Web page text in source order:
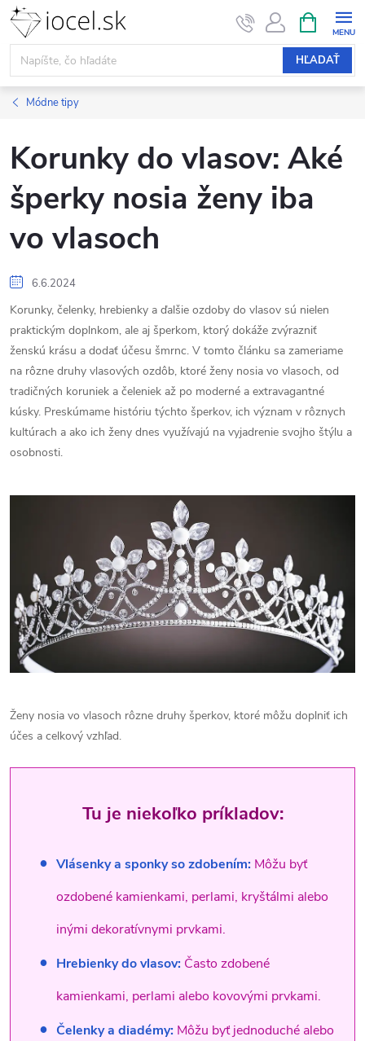
Prejsť
obsah
HĽADAŤ
KOŠÍK
Módne tipy
Korunky do vlasov: Aké
šperky nosia ženy iba
vo vlasoch
6.6.2024
Korunky, čelenky, hrebienky a ďalšie ozdoby do vlasov sú nielen
praktickým doplnkom, ale aj šperkom, ktorý dokáže zvýrazniť
ženskú krásu a dodať účesu šmrnc. V tomto článku sa zameriame
na rôzne druhy vlasových ozdôb, ktoré ženy nosia vo vlasoch, od
tradičných koruniek a čeleniek až po moderné a extravagantné
kúsky. Preskúmame históriu týchto šperkov, ich význam v rôznych
kultúrach a ako ich ženy dnes využívajú na vyjadrenie svojho štýlu a
osobnosti.
Ženy nosia vo vlasoch rôzne druhy šperkov, ktoré môžu doplniť ich
účes a celkový vzhľad.
Tu je niekoľko príkladov:
Vlásenky a sponky so zdobením: Môžu byť
ozdobené kamienkami, perlami, kryštálmi alebo
inými dekoratívnymi prvkami.
Hrebienky do vlasov: Často zdobené
kamienkami, perlami alebo kovovými prvkami.
Čelenky a diadémy: Môžu byť jednoduché alebo